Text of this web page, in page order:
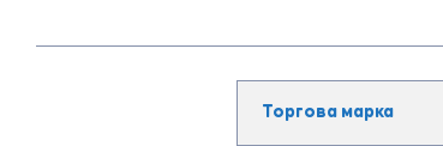
Торгова марка